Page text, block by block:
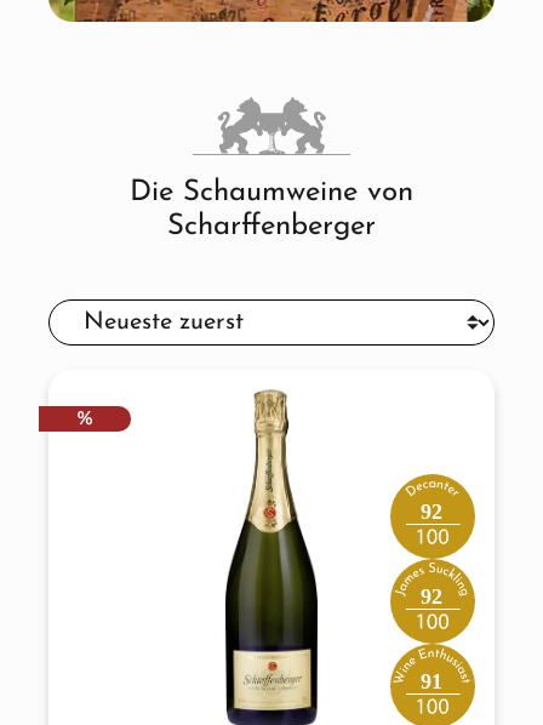
Die Schaumweine von
Scharffenberger
RABATT
%
92
92
91